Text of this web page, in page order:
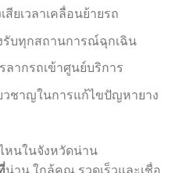
สียเวลาเคลื่อนย้ายรถ
รับทุกสถานการณ์ฉุกเฉิน
ลากรถเข้าศูนย์บริการ
ชาญในการแก้ไขปัญหายาง
นในจังหวัดน่าน
น่าน ใกล้คุณ รวดเร็วและเชื่อ